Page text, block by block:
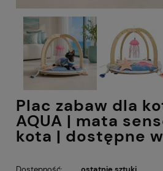
Plac zabaw dla
AQUA | mata
kota | dostępne